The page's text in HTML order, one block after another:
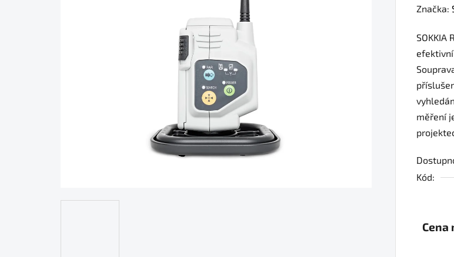
Značka:
SOKKIA
efektivní
měření
Kód:
Cena